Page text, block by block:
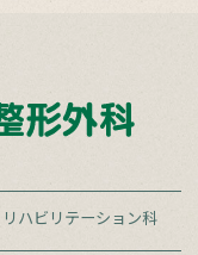
リハビリテーション科